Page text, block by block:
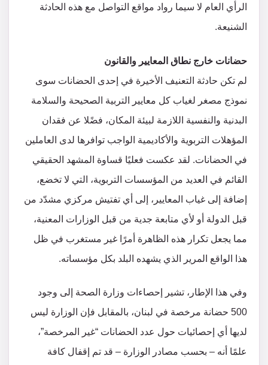
الرأي العام لا سيما رواد مواقع التواصل مع هذه الحادثة
الشنيعة.
حضانات خارج نطاق المعايير والقانون
لم تكن حادثة التعنيف الأخيرة في إحدى الحضانات سوى
نموذج مصغر لغياب كل معايير التربية الصحيحة والسلامة
البدنية والنفسية اللازمة لبيئة المكان، فضًلا عن فقدان
المؤهلات التربوية والأكاديمية الواجب توافرها لدى العاملين
في الحضانات. لقد عكست فعليًا قساوة المشهد الحقيقي
القائم في العديد من المؤسسات التربوية، التي لا تخضع،
إضافة إلى غياب المعايير، إلى أي تفتيش مركزي مشدّد من
قبل الدولة أو لأي متابعة جدية من قبل الوزارات المعنية،
مما يجعل تكرار هذه الظاهرة أمرًا غير مستغرب في ظل
هذا الواقع المرير الذي يشهده البلد بكل مؤسساته.
وفي هذا الإطار، تشير إحصاءات وزارة الصحة إلى وجود
500 حضانة مرخصة في لبنان، بالمقابل فإن الوزارة ليس
لديها أي إحصائيات حول عدد الحضانات “غير المرخصة”،
علمًا أنه – بحسب مصادر الوزارة – قد تم إقفال كافة